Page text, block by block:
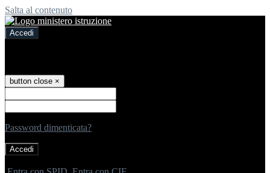
Salta al contenuto
Accedi
button close ×
Password dimenticata?